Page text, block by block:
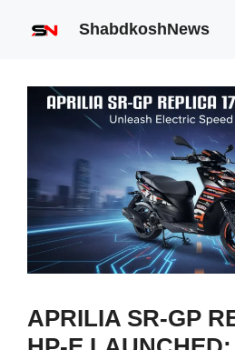
ShabdkoshNews
APRILIA SR-GP